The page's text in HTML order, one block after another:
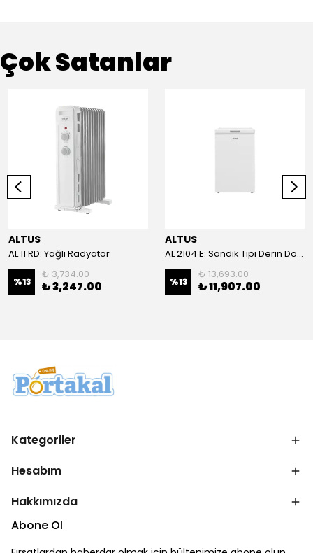
Çok Satanlar
ALTUS
AL 11 RD: Yağlı Radyatör
%13
₺ 3,734.00
₺ 3,247.00
ALTUS
AL 2104 E: Sandık Tipi Derin Dondurucu
%13
₺ 13,693.00
₺ 11,907.00
Kategoriler
Hesabım
Hakkımızda
Abone Ol